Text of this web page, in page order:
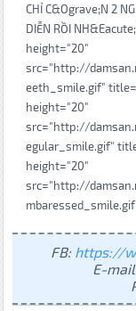
CHỈ C&Ograve;N 2
DIỄN RỒI
height="20"
src="http://
eeth_smile.gif"
height="20"
src="http://
egular_smile.gif"
height="20"
src="http://
FB: https://
E-